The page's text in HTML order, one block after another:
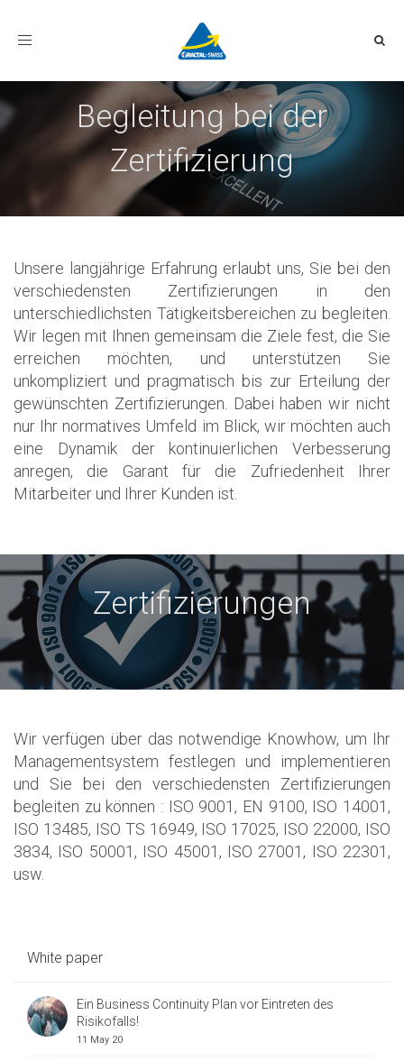
Toggle
Begleitung bei der
Zertifizierung
Unsere langjährige Erfahrung erlaubt uns, Sie bei den
verschiedensten Zertifizierungen in den
unterschiedlichsten Tätigkeitsbereichen zu begleiten.
Wir legen mit Ihnen gemeinsam die Ziele fest, die Sie
erreichen möchten, und unterstützen Sie
unkompliziert und pragmatisch bis zur Erteilung der
gewünschten Zertifizierungen. Dabei haben wir nicht
nur Ihr normatives Umfeld im Blick, wir möchten auch
eine Dynamik der kontinuierlichen Verbesserung
anregen, die Garant für die Zufriedenheit Ihrer
Mitarbeiter und Ihrer Kunden ist.
Zertifizierungen
Wir verfügen über das notwendige Knowhow, um Ihr
Managementsystem festlegen und implementieren
und Sie bei den verschiedensten Zertifizierungen
begleiten zu können : ISO 9001, EN 9100, ISO 14001,
ISO 13485, ISO TS 16949, ISO 17025, ISO 22000, ISO
3834, ISO 50001, ISO 45001, ISO 27001, ISO 22301,
usw.
White paper
Ein Business Continuity Plan vor Eintreten des
Risikofalls!
11 May 20